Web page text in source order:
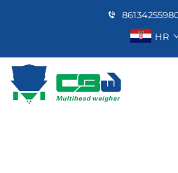
HR